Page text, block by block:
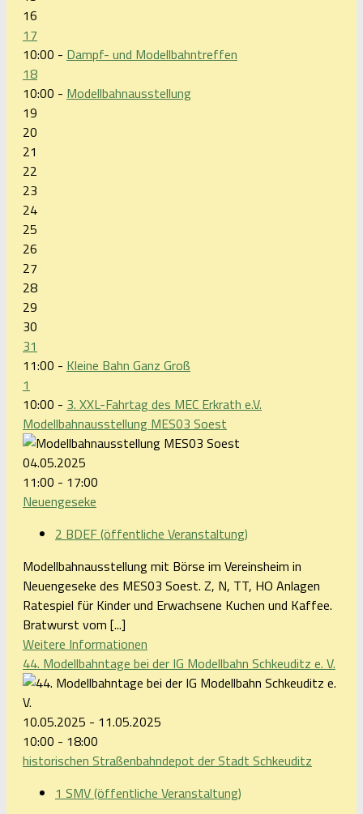
16
17
10:00 - Dampf- und Modellbahntreffen
18
10:00 - Modellbahnausstellung
19
20
21
22
23
24
25
26
27
28
29
30
31
11:00 - Kleine Bahn Ganz Groß
1
10:00 - 3. XXL-Fahrtag des MEC Erkrath e.V.
Modellbahnausstellung MES03 Soest
04.05.2025
11:00 - 17:00
Neuengeseke
2 BDEF (öffentliche Veranstaltung)
Modellbahnausstellung mit Börse im Vereinsheim in
Neuengeseke des MES03 Soest. Z, N, TT, HO Anlagen
Ratespiel für Kinder und Erwachsene Kuchen und Kaffee.
Bratwurst vom [...]
Weitere Informationen
44. Modellbahntage bei der IG Modellbahn Schkeuditz e. V.
10.05.2025 - 11.05.2025
10:00 - 18:00
historischen Straßenbahndepot der Stadt Schkeuditz
1 SMV (öffentliche Veranstaltung)